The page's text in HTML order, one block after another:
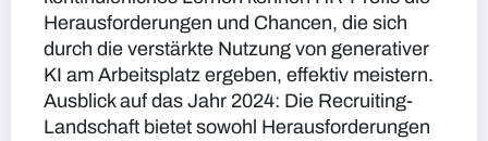
Herausforderungen und Chancen, die sich
durch die verstärkte Nutzung von generativer
KI am Arbeitsplatz ergeben, effektiv meistern.
Ausblick auf das Jahr 2024: Die Recruiting-
Landschaft bietet sowohl Herausforderungen